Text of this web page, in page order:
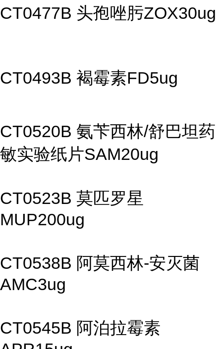
CT0477B 头孢唑肟ZOX30ug
CT0493B 褐霉素FD5ug
CT0520B 氨苄西林/舒巴坦药
敏实验纸片SAM20ug
CT0523B 莫匹罗星
MUP200ug
CT0538B 阿莫西林-安灭菌
AMC3ug
CT0545B 阿泊拉霉素